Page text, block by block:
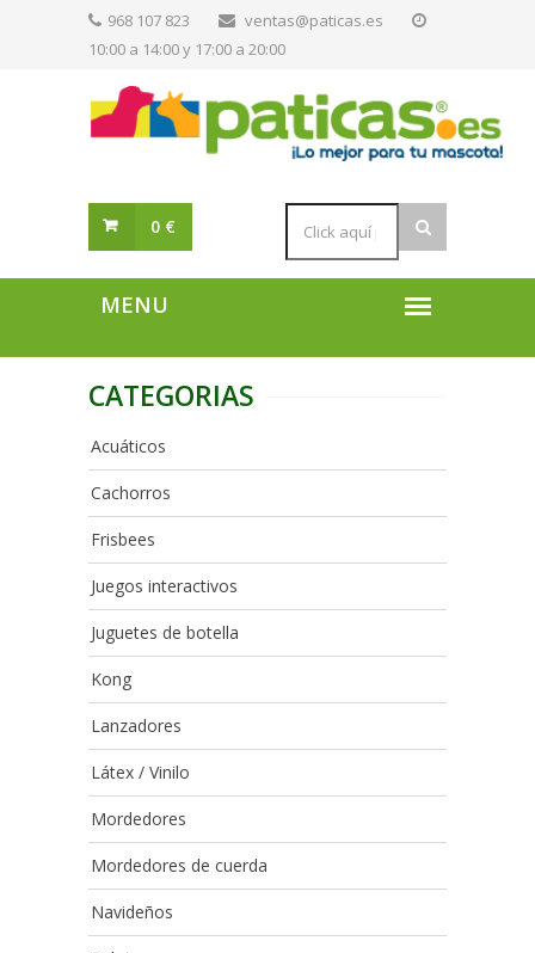
968 107 823
ventas@paticas.es
10:00 a 14:00 y 17:00 a 20:00
0 €
CATEGORIAS
Acuáticos
Cachorros
Frisbees
Juegos interactivos
Juguetes de botella
Kong
Lanzadores
Látex / Vinilo
Mordedores
Mordedores de cuerda
Navideños